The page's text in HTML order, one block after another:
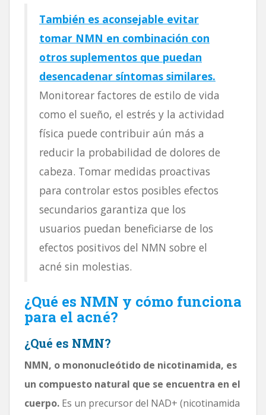
También es aconsejable evitar
tomar NMN en combinación con
otros suplementos que puedan
desencadenar síntomas similares.
Monitorear factores de estilo de vida
como el sueño, el estrés y la actividad
física puede contribuir aún más a
reducir la probabilidad de dolores de
cabeza. Tomar medidas proactivas
para controlar estos posibles efectos
secundarios garantiza que los
usuarios puedan beneficiarse de los
efectos positivos del NMN sobre el
acné sin molestias.
¿Qué es NMN y cómo funciona
para el acné?
¿Qué es NMN?
NMN, o mononucleótido de nicotinamida, es
un compuesto natural que se encuentra en el
cuerpo. Es un precursor del NAD+ (nicotinamida